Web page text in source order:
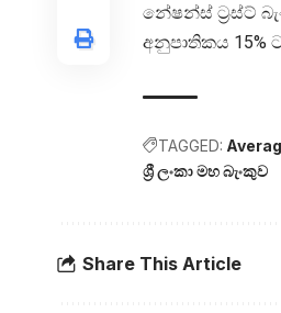
නේෂන්ස් ට්‍රස්ට්
අනුපාතිකය 15%
TAGGED:
ශ්‍රී ලංකා මහ බැංකුව
Share This Article